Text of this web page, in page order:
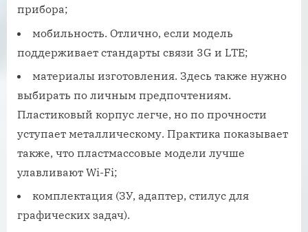
прибора;
мобильность. Отлично, если модель
поддерживает стандарты связи 3G и LTE;
материалы изготовления. Здесь также нужно
выбирать по личным предпочтениям.
Пластиковый корпус легче, но по прочности
уступает металлическому. Практика показывает
также, что пластмассовые модели лучше
улавливают Wi-Fi;
комплектация (ЗУ, адаптер, стилус для
графических задач).